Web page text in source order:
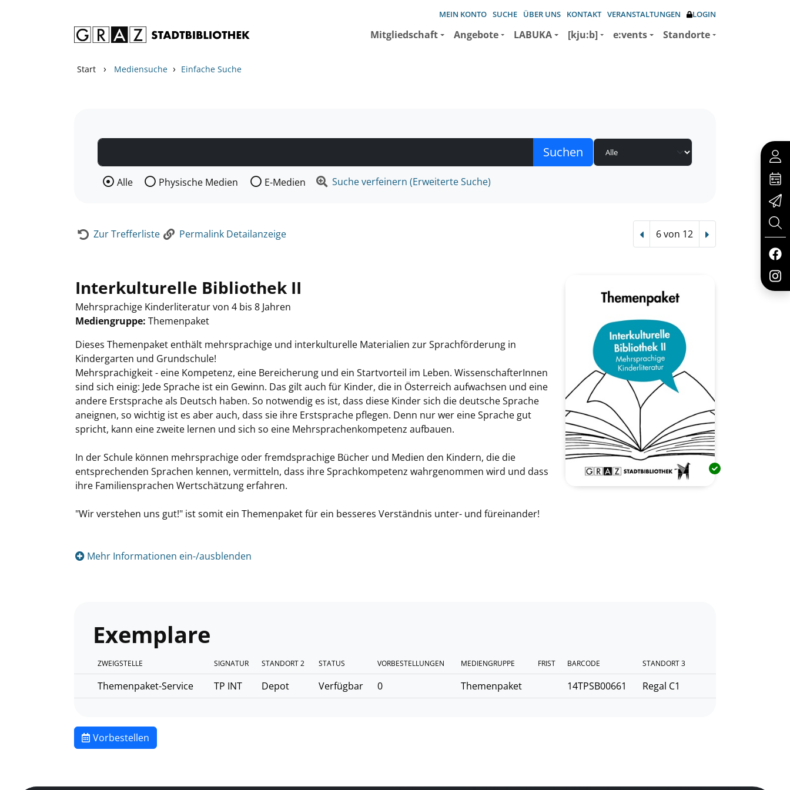
MEIN KONTO SUCHE ÜBER UNS KONTAKT VERANSTALTUNGEN LOGIN
Mitgliedschaft Angebote LABUKA [kju:b] e:vents Standorte
Start › Mediensuche › Einfache Suche
Wählen Sie die Medienart nach der Sie suchen wollen.
Alle Physische Medien E-Medien Suche verfeinern (Erweiterte Suche)
Zur Trefferliste Permalink Detailanzeige Vorheriger Treffer
6 von 12 Nächster Treffer
Interkulturelle Bibliothek II
Mehrsprachige Kinderliteratur von 4 bis 8 Jahren
Mediengruppe: Themenpaket
Dieses Themenpaket enthält mehrsprachige und interkulturelle Materialien zur Sprachförderung in
Kindergarten und Grundschule!
Mehrsprachigkeit - eine Kompetenz, eine Bereicherung und ein Startvorteil im Leben. WissenschafterInnen
sind sich einig: Jede Sprache ist ein Gewinn. Das gilt auch für Kinder, die in Österreich aufwachsen und eine
andere Erstsprache als Deutsch haben. So notwendig es ist, dass diese Kinder sich die deutsche Sprache
aneignen, so wichtig ist es aber auch, dass sie ihre Erstsprache pflegen. Denn nur wer eine Sprache gut
spricht, kann eine zweite lernen und sich so eine Mehrsprachenkompetenz aufbauen.
In der Schule können mehrsprachige oder fremdsprachige Bücher und Medien den Kindern, die die
entsprechenden Sprachen kennen, vermitteln, dass ihre Sprachkompetenz wahrgenommen wird und dass
ihre Familiensprachen Wertschätzung erfahren.
"Wir verstehen uns gut!" ist somit ein Themenpaket für ein besseres Verständnis unter- und füreinander!
Mehr Informationen ein-/ausblenden
Exemplare
ZWEIGSTELLE SIGNATUR STANDORT 2 STATUS VORBESTELLUNGEN MEDIENGRUPPE FRIST BARCODE STANDORT 3
Themenpaket-Service TP INT Depot Verfügbar 0 Themenpaket 14TPSB00661 Regal C1
Vorbestellen